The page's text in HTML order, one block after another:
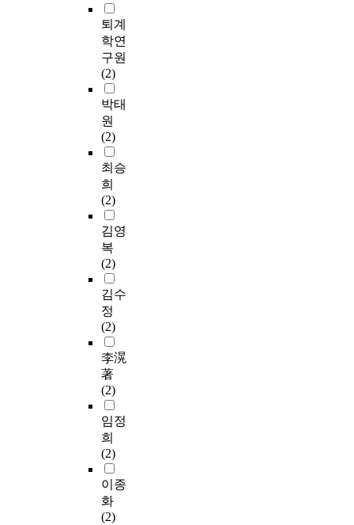
퇴계
학연
구원
(2)
박태
원
(2)
최승
희
(2)
김영
복
(2)
김수
정
(2)
李滉
著
(2)
임정
희
(2)
이종
화
(2)